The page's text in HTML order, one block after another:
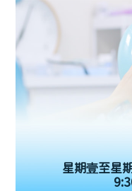
星期壹至星